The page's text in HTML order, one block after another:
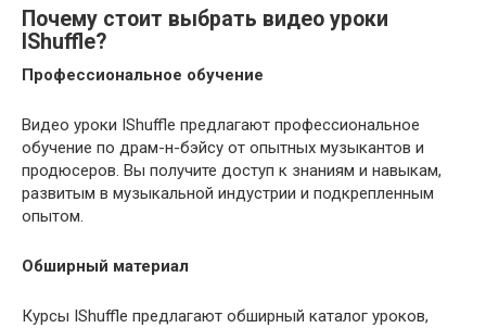
Почему стоит выбрать видео уроки
IShuffle?
Профессиональное обучение
Видео уроки IShuffle предлагают профессиональное
обучение по драм-н-бэйсу от опытных музыкантов и
продюсеров. Вы получите доступ к знаниям и навыкам,
развитым в музыкальной индустрии и подкрепленным
опытом.
Обширный материал
Курсы IShuffle предлагают обширный каталог уроков,